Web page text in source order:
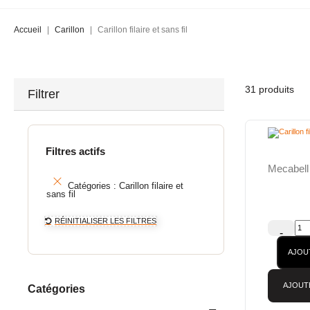
Accueil Carillon Carillon filaire et sans fil
Filtrer
Filtres actifs
Catégories : Carillon filaire et
sans fil
RÉINITIALISER LES FILTRES
Catégories
31 produits
-